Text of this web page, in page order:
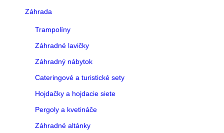
Záhrada
Trampolíny
Záhradné lavičky
Záhradný nábytok
Cateringové a turistické sety
Hojdačky a hojdacie siete
Pergoly a kvetináče
Záhradné altánky